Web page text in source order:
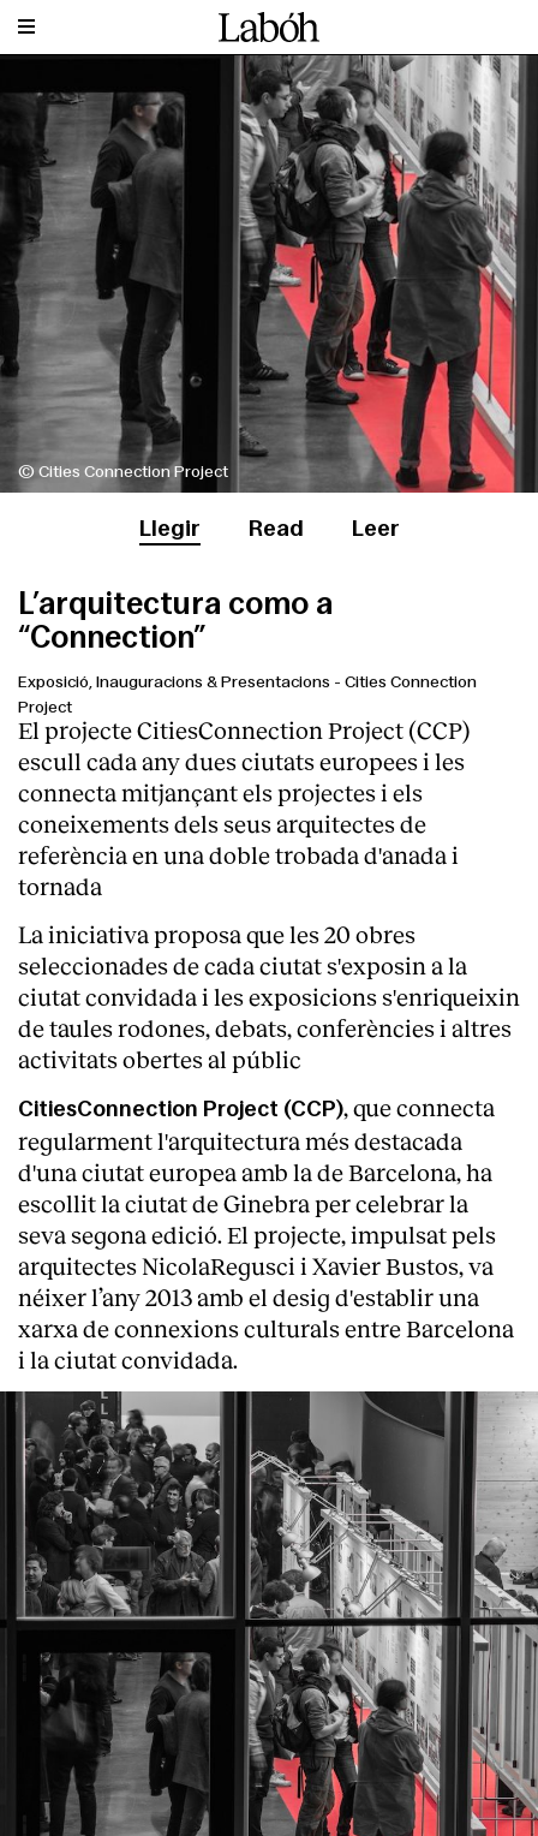
About
© Cities Connection Project
Llegir Read Leer
L’arquitectura como a
“Connection”
Exposició, Inauguracions & Presentacions - Cities Connection
Project
El projecte CitiesConnection Project (CCP)
escull cada any dues ciutats europees i les
connecta mitjançant els projectes i els
coneixements dels seus arquitectes de
referència en una doble trobada d'anada i
tornada
La iniciativa proposa que les 20 obres
seleccionades de cada ciutat s'exposin a la
ciutat convidada i les exposicions s'enriqueixin
de taules rodones, debats, conferències i altres
activitats obertes al públic
CitiesConnection Project (CCP), que connecta
regularment l'arquitectura més destacada
d'una ciutat europea amb la de Barcelona, ha
escollit la ciutat de Ginebra per celebrar la
seva segona edició. El projecte, impulsat pels
arquitectes NicolaRegusci i Xavier Bustos, va
néixer l’any 2013 amb el desig d'establir una
xarxa de connexions culturals entre Barcelona
i la ciutat convidada.